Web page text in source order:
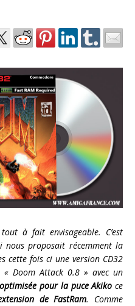
à fait envisageable. C’est
proposait récemment la
cette fois ci une version CD32
« Doom Attack 0.8 » avec un
pour la puce Akiko ce
de FastRam. Comme